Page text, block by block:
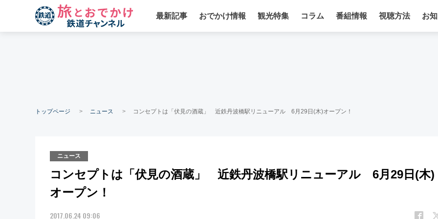
最新記事 おでかけ情報 観光特集 コラム 番組情報 視聴方法 お
トップページ ニュース コンセプトは「伏見の酒蔵」 近鉄丹波橋駅リニューアル 6月29日(木)オープン！
ニュース
コンセプトは「伏見の酒蔵」 近鉄丹波橋駅リニューアル 6月29日(木)
オープン！
2017.06.24 09:06